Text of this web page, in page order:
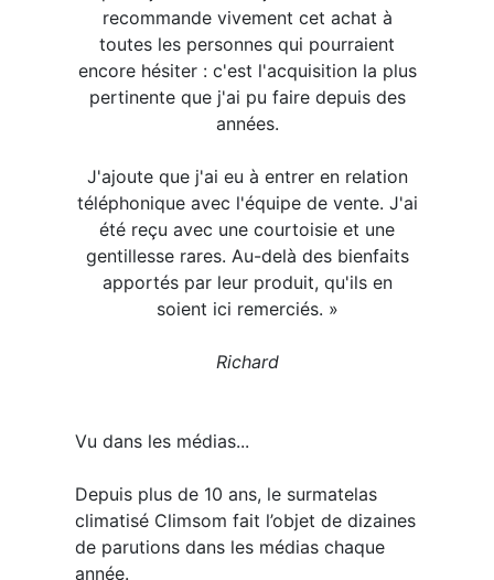
recommande vivement cet achat à
toutes les personnes qui pourraient
encore hésiter : c'est l'acquisition la plus
pertinente que j'ai pu faire depuis des
années.
J'ajoute que j'ai eu à entrer en relation
téléphonique avec l'équipe de vente. J'ai
été reçu avec une courtoisie et une
gentillesse rares. Au-delà des bienfaits
apportés par leur produit, qu'ils en
soient ici remerciés. » ​​
​​Richard
Vu dans les médias...
Depuis plus de 10 ans, le surmatelas
climatisé Climsom fait l’objet de dizaines
de parutions dans les médias chaque
année.